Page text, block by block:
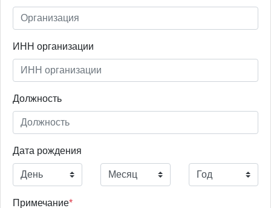
ИНН организации
Должность
Дата рождения
Примечание*